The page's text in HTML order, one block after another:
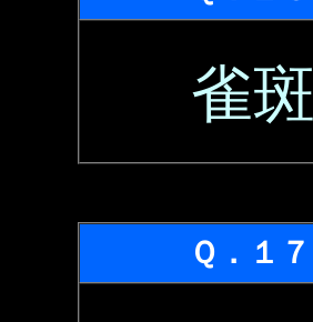
雀斑
Ｑ．１７